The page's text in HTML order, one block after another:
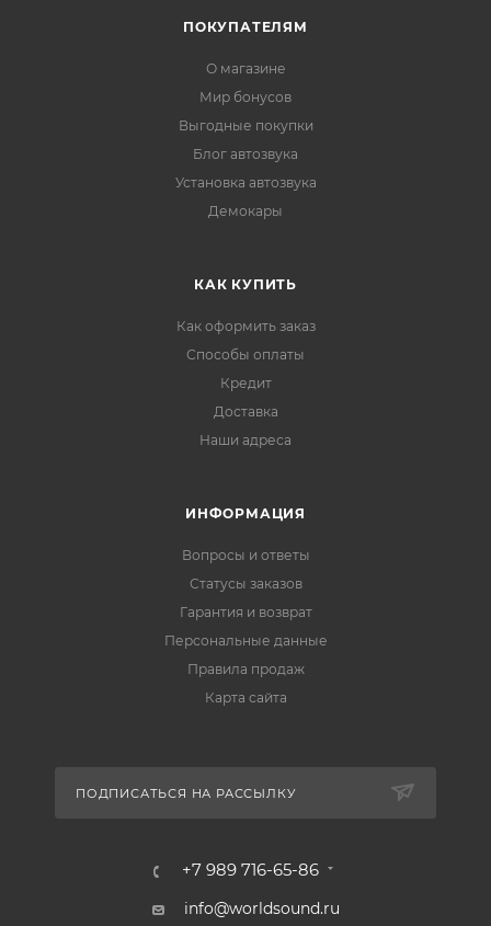
ПОКУПАТЕЛЯМ
О магазине
Мир бонусов
Выгодные покупки
Блог автозвука
Установка автозвука
Демокары
КАК КУПИТЬ
Как оформить заказ
Способы оплаты
Кредит
Доставка
Наши адреса
ИНФОРМАЦИЯ
Вопросы и ответы
Статусы заказов
Гарантия и возврат
Персональные данные
Правила продаж
Карта сайта
ПОДПИСАТЬСЯ НА РАССЫЛКУ
+7 989 716-65-86
info@worldsound.ru